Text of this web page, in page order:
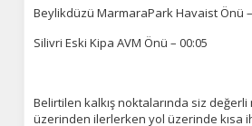
Beylikdüzü MarmaraPark Havaist Önü
Silivri Eski Kipa AVM Önü – 00:05
Belirtilen kalkış noktalarında siz
üzerinden ilerlerken yol üzerinde kısa